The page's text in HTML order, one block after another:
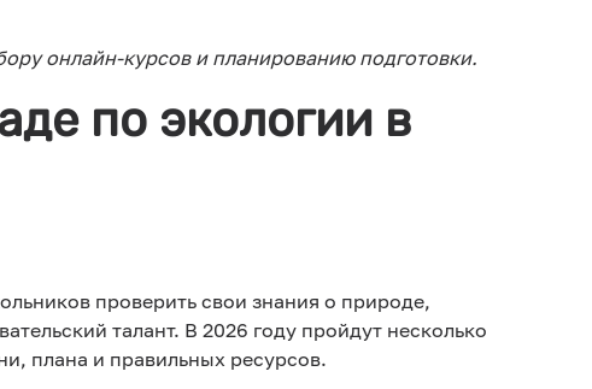
онлайн-курсов и планированию подготовки.
по экологии в
проверить свои знания о природе,
талант. В 2026 году пройдут несколько
плана и правильных ресурсов.